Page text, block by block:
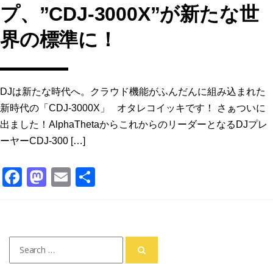
プ、”CDJ-3000X”が新たな世
界の標準に！
DJは新たな時代へ。クラウド機能がふんだんに組み込まれた
新時代の「CDJ-3000X」 オタレコイッキです！ さぁついに
出ました！AlphaThetaからこれからのリーダーとなるDJプレ
ーヤーCDJ-300 […]
F
e
b
M
o
d
E
l
for: